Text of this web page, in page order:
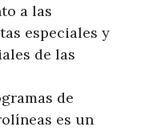
a las
especiales y
de las
de
es un